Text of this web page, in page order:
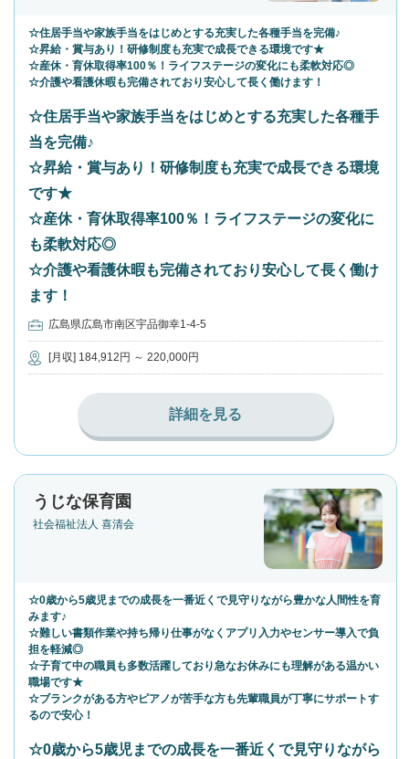
☆住居手当や家族手当をはじめとする充実した各種手当を完備♪
☆昇給・賞与あり！研修制度も充実で成長できる環境です★
☆産休・育休取得率100％！ライフステージの変化にも柔軟対応◎
☆介護や看護休暇も完備されており安心して長く働けます！
☆住居手当や家族手当をはじめとする充実した各種手
当を完備♪
☆昇給・賞与あり！研修制度も充実で成長できる環境
です★
☆産休・育休取得率100％！ライフステージの変化に
も柔軟対応◎
☆介護や看護休暇も完備されており安心して長く働け
ます！
広島県広島市南区宇品御幸1-4-5
[月収] 184,912円 ～ 220,000円
詳細を見る
うじな保育園
社会福祉法人 喜清会
☆0歳から5歳児までの成長を一番近くで見守りながら豊かな人間性を育
みます♪
☆難しい書類作業や持ち帰り仕事がなくアプリ入力やセンサー導入で負
担を軽減◎
☆子育て中の職員も多数活躍しており急なお休みにも理解がある温かい
職場です★
☆ブランクがある方やピアノが苦手な方も先輩職員が丁寧にサポートす
るので安心！
☆0歳から5歳児までの成長を一番近くで見守りながら